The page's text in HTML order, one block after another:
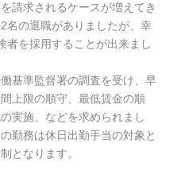
請求されるケースが増えてき
名の退職がありましたが、幸
者を採用することが出来まし
基準監督署の調査を受け、早
上限の順守、最低賃金の順
実施、などを求められまし
勤務は休日出勤手当の対象と
となります。